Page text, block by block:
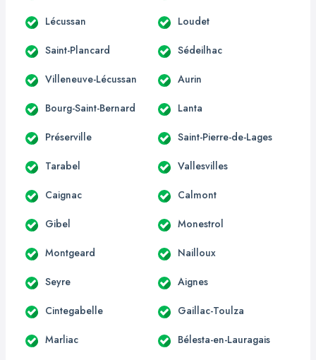
Lécussan Loudet
Saint-Plancard Sédeilhac
Villeneuve-Lécussan Aurin
Bourg-Saint-Bernard Lanta
Préserville Saint-Pierre-de-Lages
Tarabel Vallesvilles
Caignac Calmont
Gibel Monestrol
Montgeard Nailloux
Seyre Aignes
Cintegabelle Gaillac-Toulza
Marliac Bélesta-en-Lauragais